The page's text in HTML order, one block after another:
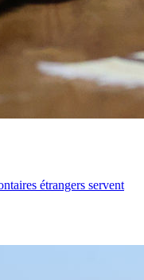
étrangers servent